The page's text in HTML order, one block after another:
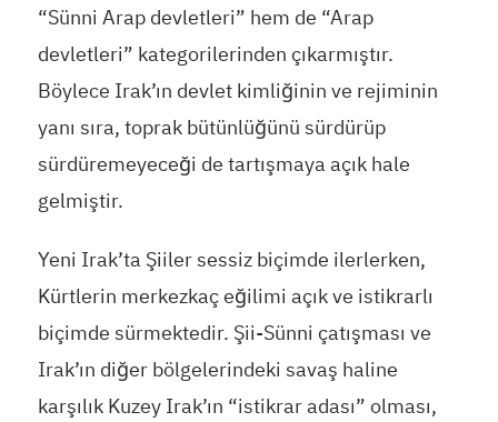
“Sünni Arap devletleri” hem de “Arap
devletleri” kategorilerinden çıkarmıştır.
Böylece Irak’ın devlet kimliğinin ve rejiminin
yanı sıra, toprak bütünlüğünü sürdürüp
sürdüremeyeceği de tartışmaya açık hale
gelmiştir.
Yeni Irak’ta Şiiler sessiz biçimde ilerlerken,
Kürtlerin merkezkaç eğilimi açık ve istikrarlı
biçimde sürmektedir. Şii-Sünni çatışması ve
Irak’ın diğer bölgelerindeki savaş haline
karşılık Kuzey Irak’ın “istikrar adası” olması,